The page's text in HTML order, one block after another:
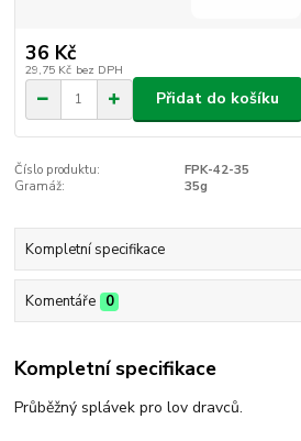
36 Kč
29,75 Kč bez DPH
Přidat do košíku
Číslo produktu:
FPK-42-35
Gramáž:
35g
Kompletní specifikace
Komentáře 0
Kompletní specifikace
Průběžný splávek pro lov dravců.